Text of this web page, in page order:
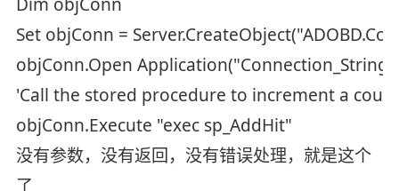
Set objConn =
objConn.Open
'Call the stored procedure to increment a
objConn.Execute "exec sp_AddHit"
没有参数，没有返回，没有错误处理，就是这个
了